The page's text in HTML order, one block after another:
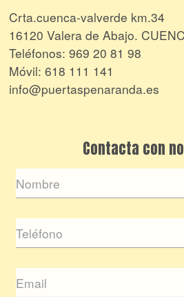
Crta.cuenca-valverde km.34
16120 Valera de Abajo.
Teléfonos: 969 20 81 98
Móvil: 618 111 141
info@puertaspenaranda.es
Contacta con